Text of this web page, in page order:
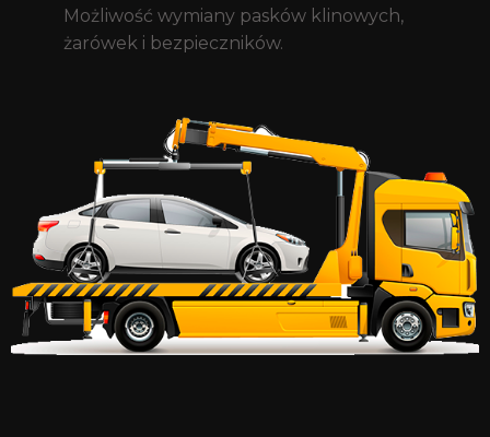
Możliwość wymiany pasków klinowych,
żarówek i bezpieczników.